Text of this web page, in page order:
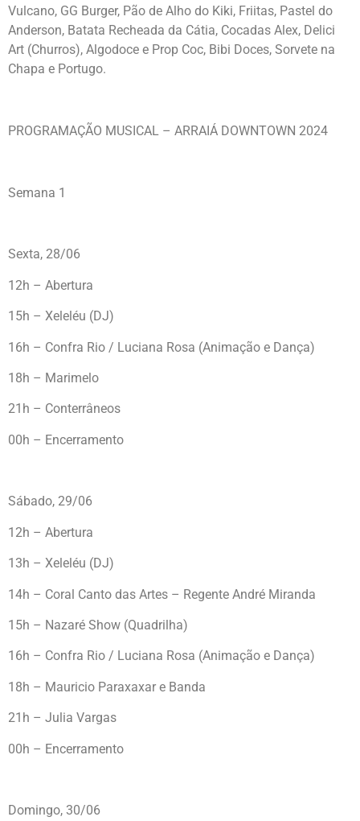
Vulcano, GG Burger, Pão de Alho do Kiki, Friitas, Pastel do
Anderson, Batata Recheada da Cátia, Cocadas Alex, Delici
Art (Churros), Algodoce e Prop Coc, Bibi Doces, Sorvete na
Chapa e Portugo.
PROGRAMAÇÃO MUSICAL – ARRAIÁ DOWNTOWN 2024
Semana 1
Sexta, 28/06
12h – Abertura
15h – Xeleléu (DJ)
16h – Confra Rio / Luciana Rosa (Animação e Dança)
18h – Marimelo
21h – Conterrâneos
00h – Encerramento
Sábado, 29/06
12h – Abertura
13h – Xeleléu (DJ)
14h – Coral Canto das Artes – Regente André Miranda
15h – Nazaré Show (Quadrilha)
16h – Confra Rio / Luciana Rosa (Animação e Dança)
18h – Mauricio Paraxaxar e Banda
21h – Julia Vargas
00h – Encerramento
Domingo, 30/06